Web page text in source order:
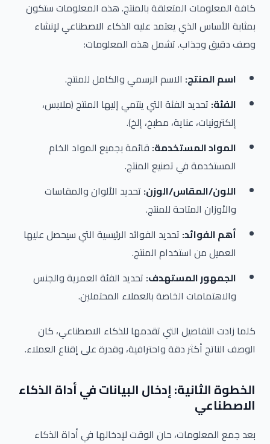
كافة المعلومات المتعلقة بالمنتج. هذه المعلومات ستكون
بمثابة الأساس الذي يعتمد عليه الذكاء الاصطناعي لإنشاء
وصف دقيق وجذاب. تشمل هذه المعلومات:
اسم المنتج: الاسم الرسمي والكامل للمنتج.
الفئة: تحديد الفئة التي ينتمي إليها المنتج (ملابس،
إلكترونيات، عناية، مطبخ، إلخ).
المواد المستخدمة: قائمة بجميع المواد الخام
المستخدمة في تصنيع المنتج.
اللون/المقاس/الوزن: تحديد الألوان والمقاسات
والأوزان المتاحة للمنتج.
أهم الفوائد: تحديد الفوائد الرئيسية التي سيحصل عليها
العميل من استخدام المنتج.
الجمهور المستهدف: تحديد الفئة العمرية والجنس
والاهتمامات الخاصة بالعملاء المحتملين.
كلما زادت التفاصيل التي تقدمها للذكاء الاصطناعي، كان
الوصف الناتج أكثر دقة واحترافية، وقدرة على إقناع العملاء.
الخطوة الثانية: إدخال البيانات في أداة الذكاء
الاصطناعي
بعد جمع المعلومات، حان الوقت لإدخالها في أداة الذكاء